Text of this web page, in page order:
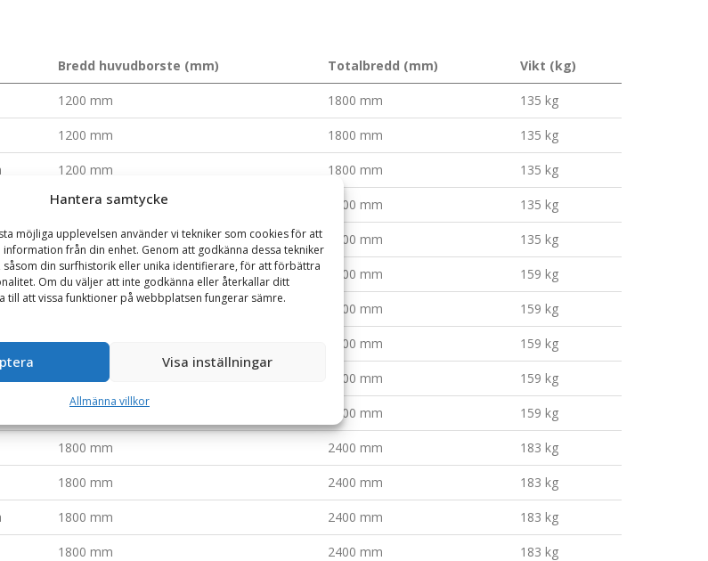
Hantera samtycke
möjliga upplevelsen använder vi tekniker som cookies för att
från din enhet. Genom att godkänna dessa tekniker
såsom din surfhistorik eller unika identifierare, för att förbättra
Om du väljer att inte godkänna eller återkallar ditt
till att vissa funktioner på webbplatsen fungerar sämre.
Visa inställningar
Allmänna villkor
Bredd huvudborste (mm) Totalbredd (mm) Vikt (kg)
1200 mm 1800 mm 135 kg
1200 mm 1800 mm 135 kg
1200 mm 1800 mm 135 kg
1200 mm 1800 mm 135 kg
1200 mm 1800 mm 135 kg
1500 mm 2100 mm 159 kg
2100 mm 159 kg
1500 mm 2100 mm 159 kg
1500 mm 2100 mm 159 kg
1500 mm 2100 mm 159 kg
1800 mm 2400 mm 183 kg
1800 mm 2400 mm 183 kg
1800 mm 2400 mm 183 kg
1800 mm 2400 mm 183 kg